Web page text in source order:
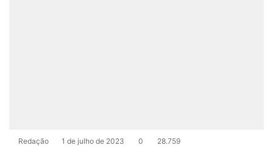
Redação 1 de julho de 2023 0 28.759